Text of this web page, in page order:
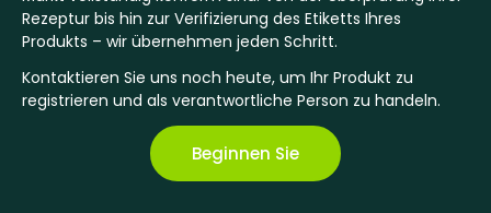
Rezeptur bis hin zur Verifizierung des Etiketts Ihres
Produkts – wir übernehmen jeden Schritt.
Kontaktieren Sie uns noch heute, um Ihr Produkt zu
registrieren und als verantwortliche Person zu handeln.
Beginnen Sie